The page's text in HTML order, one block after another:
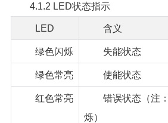
4.1.2 LED状态指示
LED 含义
绿色闪烁 失能状态
绿色常亮 使能状态
红色常亮
错误状态（注
烁）